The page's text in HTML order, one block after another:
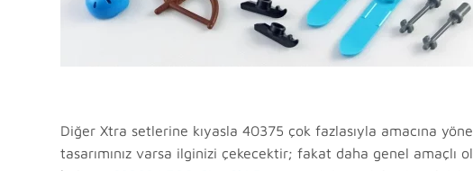
Diğer Xtra setlerine kıyasla 40375 çok fazlasıyla amacına
tasarımınız varsa ilginizi çekecektir; fakat daha genel amaçlı